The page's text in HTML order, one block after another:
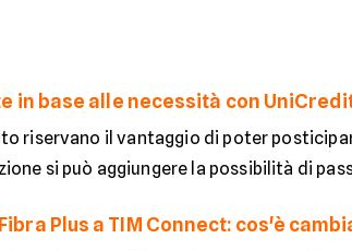
in base alle necessità con
riservano il vantaggio di poter
si può aggiungere la possibilità di
Plus a TIM Connect: cos'è